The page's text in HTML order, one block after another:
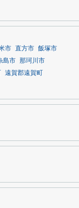
市 直方市 飯塚市
島市 那珂川市
遠賀郡遠賀町